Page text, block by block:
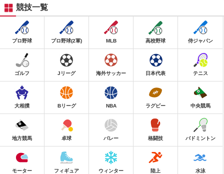
競技一覧
プロ野球 プロ野球(2軍) MLB 高校野球 侍ジャパン
ゴルフ Jリーグ 海外サッカー 日本代表 テニス
大相撲 Bリーグ NBA ラグビー 中央競馬
地方競馬 卓球 バレー 格闘技 バドミントン
モーター フィギュア ウィンター 陸上 水泳